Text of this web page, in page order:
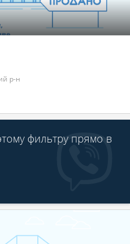
р-н
фильтру прямо в